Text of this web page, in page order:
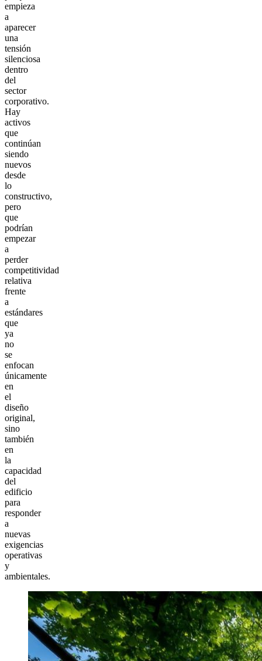
empieza
a
aparecer
una
tensión
silenciosa
dentro
del
sector
corporativo.
Hay
activos
que
continúan
siendo
nuevos
desde
lo
constructivo,
pero
que
podrían
empezar
a
perder
competitividad
relativa
frente
a
estándares
que
ya
no
se
enfocan
únicamente
en
el
diseño
original,
sino
también
en
la
capacidad
del
edificio
para
responder
a
nuevas
exigencias
operativas
y
ambientales.